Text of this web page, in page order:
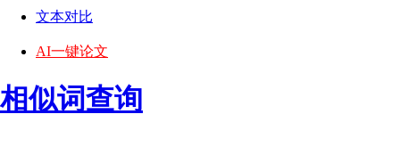
文本对比
AI一键论文
相似词查询